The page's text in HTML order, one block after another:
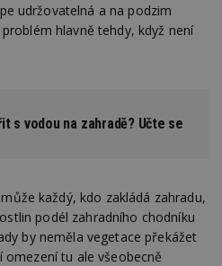
udržovatelná a na podzim
hlavně tehdy, když není
s vodou na zahradě? Učte se
každý, kdo zakládá zahradu,
podél zahradního chodníku
by neměla vegetace překážet
tu ale všeobecně